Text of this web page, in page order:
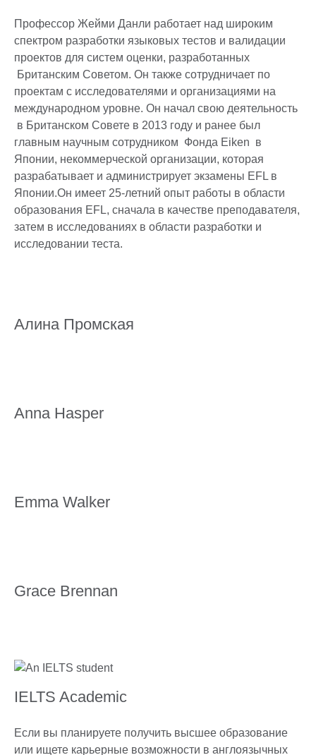
Профессор Жейми Данли работает над широким
спектром разработки языковых тестов и валидации
проектов для систем оценки, разработанных
Британским Советом. Он также сотрудничает по
проектам с исследователями и организациями на
международном уровне. Он начал свою деятельность
в Британском Совете в 2013 году и ранее был
главным научным сотрудником Фонда Eiken в
Японии, некоммерческой организации, которая
разрабатывает и администрирует экзамены EFL в
Японии.Он имеет 25-летний опыт работы в области
образования EFL, сначала в качестве преподавателя,
затем в исследованиях в области разработки и
исследовании теста.
Алина Промская
Anna Hasper
Emma Walker
Grace Brennan
IELTS Academic
Если вы планируете получить высшее образование
или ищете карьерные возможности в англоязычных